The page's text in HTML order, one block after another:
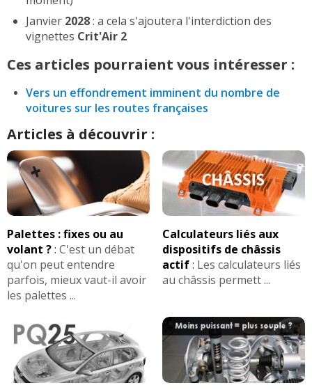
Janvier 2028: a cela s'ajoutera l'interdiction des
vignettes Crit'Air 2
Ces articles pourraient vous intéresser :
Vers un effondrement imminent du nombre de
voitures sur les routes françaises
Articles à découvrir :
Palettes : fixes ou au
volant ?: C'est un débat
qu'on peut entendre
parfois, mieux vaut-il avoir
les palettes ...
Calculateurs liés aux
dispositifs de châssis
actif: Les calculateurs liés
au châssis permett ...